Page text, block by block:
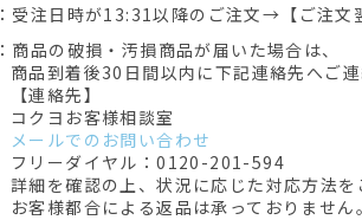
：受注日時が13:31以降のご注文→【ご注
：商品の破損・汚損商品が届いた場合は、
商品到着後30日間以内に下記連絡先へご
【連絡先】
コクヨお客様相談室
メールでのお問い合わせ
フリーダイヤル：0120-201-594
詳細を確認の上、状況に応じた対応方法を
お客様都合による返品は承っておりません。